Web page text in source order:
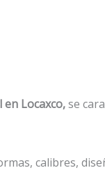
Locaxco,se
calibres,